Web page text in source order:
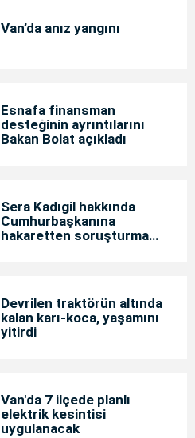
Van’da anız yangını
Esnafa finansman
desteğinin ayrıntılarını
Bakan Bolat açıkladı
Sera Kadıgil hakkında
Cumhurbaşkanına
hakaretten soruşturma
Devrilen traktörün altında
kalan karı-koca, yaşamını
yitirdi
Van'da 7 ilçede planlı
elektrik kesintisi
uygulanacak